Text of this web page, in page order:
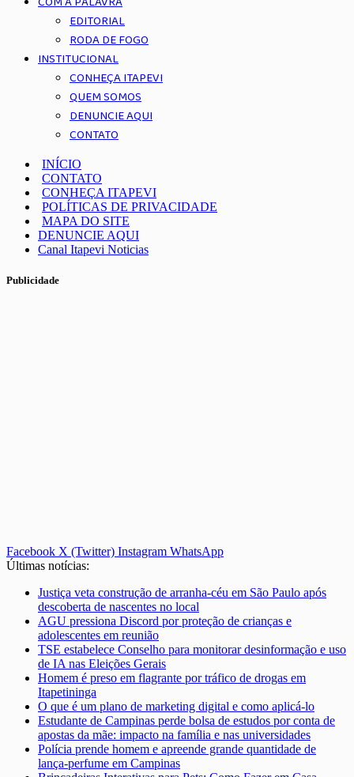
EDITORIAL
RODA DE FOGO
INSTITUCIONAL
CONHEÇA ITAPEVI
QUEM SOMOS
DENUNCIE AQUI
CONTATO
INÍCIO
CONTATO
CONHEÇA ITAPEVI
POLÍTICAS DE PRIVACIDADE
MAPA DO SITE
DENUNCIE AQUI
Canal Itapevi Noticias
Publicidade
Facebook X (Twitter) Instagram WhatsApp
Últimas notícias:
Justiça veta construção de arranha-céu em São Paulo após
descoberta de nascentes no local
AGU pressiona Discord por proteção de crianças e
adolescentes em reunião
TSE estabelece Conselho para monitorar desinformação e uso
de IA nas Eleições Gerais
Homem é preso em flagrante por tráfico de drogas em
Itapetininga
O que é um plano de marketing digital e como aplicá-lo
Estudante de Campinas perde bolsa de estudos por conta de
apostas da mãe: impacto na família e nas universidades
Polícia prende homem e apreende grande quantidade de
lança-perfume em Campinas